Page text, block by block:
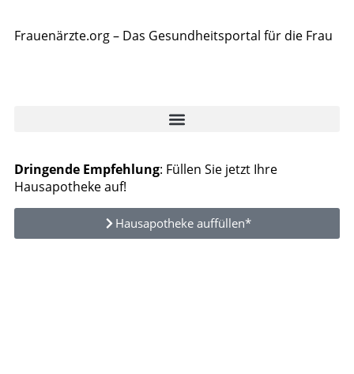
Frauenärzte.org – Das Gesundheitsportal für die Frau
Dringende Empfehlung: Füllen Sie jetzt Ihre
Hausapotheke auf!
Hausapotheke auffüllen*